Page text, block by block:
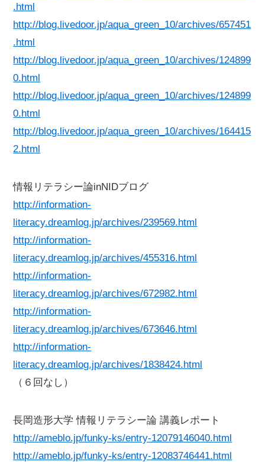
.html
http://blog.livedoor.jp/aqua_green_10/archives/657451
.html
http://blog.livedoor.jp/aqua_green_10/archives/124899
0.html
http://blog.livedoor.jp/aqua_green_10/archives/124899
0.html
http://blog.livedoor.jp/aqua_green_10/archives/164415
2.html
情報リテラシー論inNIDブログ
http://information-
literacy.dreamlog.jp/archives/239569.html
http://information-
literacy.dreamlog.jp/archives/455316.html
http://information-
literacy.dreamlog.jp/archives/672982.html
http://information-
literacy.dreamlog.jp/archives/673646.html
http://information-
literacy.dreamlog.jp/archives/1838424.html
（６回なし）
長岡造形大学 情報リテラシー論 講義レポート
http://ameblo.jp/funky-ks/entry-12079146040.html
http://ameblo.jp/funky-ks/entry-12083746441.html